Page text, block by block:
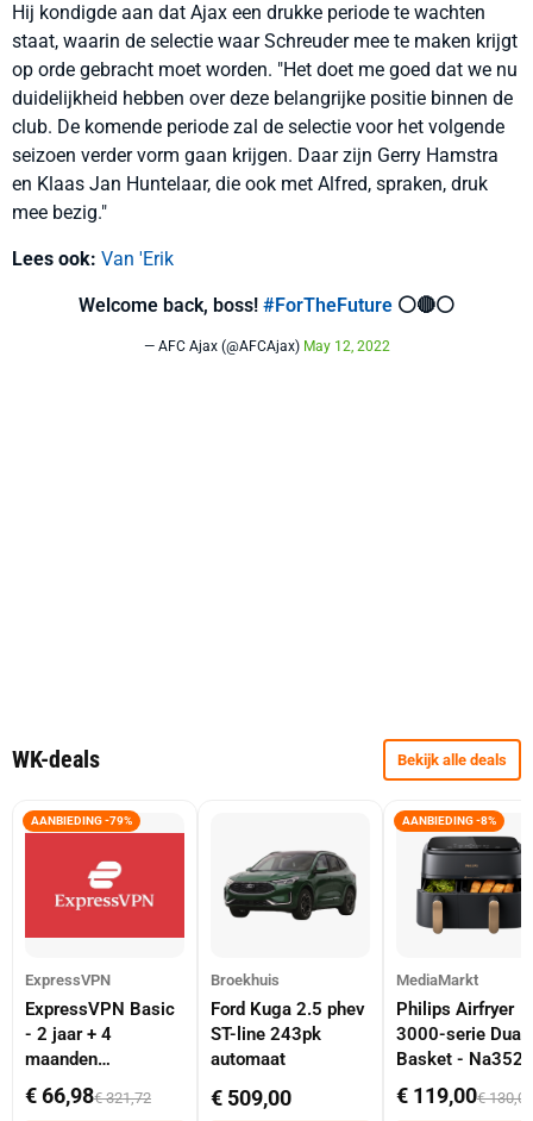
Hij kondigde aan dat Ajax een drukke periode te wachten
staat, waarin de selectie waar Schreuder mee te maken krijgt
op orde gebracht moet worden. "Het doet me goed dat we nu
duidelijkheid hebben over deze belangrijke positie binnen de
club. De komende periode zal de selectie voor het volgende
seizoen verder vorm gaan krijgen. Daar zijn Gerry Hamstra
en Klaas Jan Huntelaar, die ook met Alfred, spraken, druk
mee bezig."
Lees ook: Van 'Erik
Welcome back, boss! #ForTheFuture ⚪️🔴⚪
— AFC Ajax (@AFCAjax) May 12, 2022
WK-deals Bekijk alle deals
AANBIEDING -79%
ExpressVPN
ExpressVPN Basic
- 2 jaar + 4
maanden
abonnement
€ 66,98€ 321,72
Broekhuis
Ford Kuga 2.5 phev
ST-line 243pk
automaat
€ 509,00
AANBIEDING -8%
MediaMarkt
Philips Airfryer
3000-serie Dual
Basket -
Dubbele Mand 9
Tot 6 Personen
€ 119,00€ 130,00